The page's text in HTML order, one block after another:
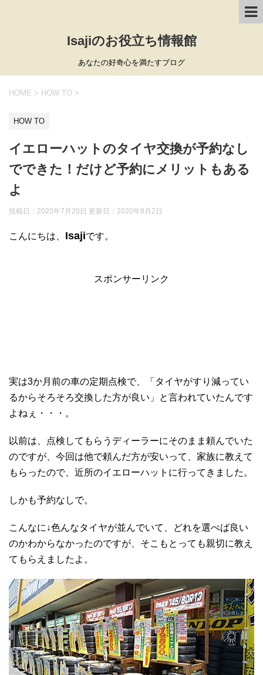
Isajiのお役立ち情報館
あなたの好奇心を満たすブログ
HOME > HOW TO >
HOW TO
イエローハットのタイヤ交換が予約なし
でできた！だけど予約にメリットもある
よ
投稿日：2020年7月20日 更新日： 2020年8月2日
こんにちは、 Isajiです。
スポンサーリンク
実は3か月前の車の定期点検で、「タイヤがすり減ってい
るからそろそろ交換した方が良い」と言われていたんです
よねぇ・・・。
以前は、点検してもらうディーラーにそのまま頼んでいた
のですが、今回は他で頼んだ方が安いって、家族に教えて
もらったので、近所のイエローハットに行ってきました。
しかも予約なしで。
こんなに↓色んなタイヤが並んでいて、どれを選べば良い
のかわからなかったのですが、そこもとっても親切に教え
てもらえましたよ。